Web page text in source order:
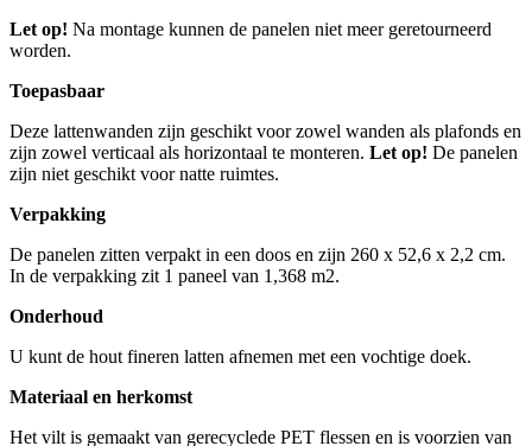
Let op! Na montage kunnen de panelen niet meer geretourneerd
worden.
Toepasbaar
Deze lattenwanden zijn geschikt voor zowel wanden als plafonds en
zijn zowel verticaal als horizontaal te monteren. Let op! De panelen
zijn niet geschikt voor natte ruimtes.
Verpakking
De panelen zitten verpakt in een doos en zijn 260 x 52,6 x 2,2 cm.
In de verpakking zit 1 paneel van 1,368 m2.
Onderhoud
U kunt de hout fineren latten afnemen met een vochtige doek.
Materiaal en herkomst
Het vilt is gemaakt van gerecyclede PET flessen en is voorzien van